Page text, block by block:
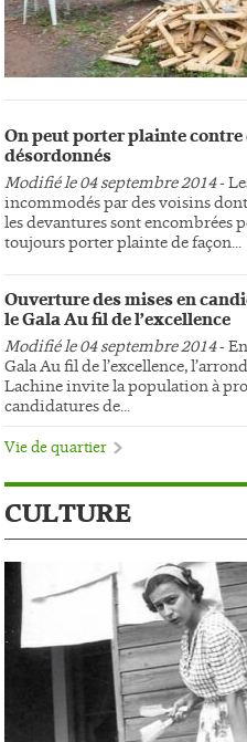
Photo
On peut porter plainte contre
désordonnés
Modifié le 04 septembre 2014-
incommodés par des voisins
les devantures sont encombrées
toujours porter plainte de façon...
Ouverture des mises en
le Gala Au fil de l’excellence
Modifié le 04 septembre 2014-
Gala Au fil de l’excellence,
Lachine invite la population à
candidatures de...
Vie de quartier
CULTURE